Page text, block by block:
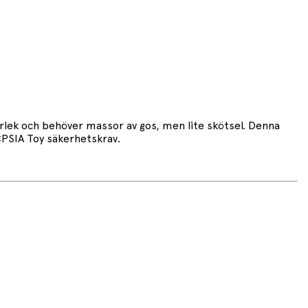
och behöver massor av gos, men lite skötsel. Denna
Toy säkerhetskrav.